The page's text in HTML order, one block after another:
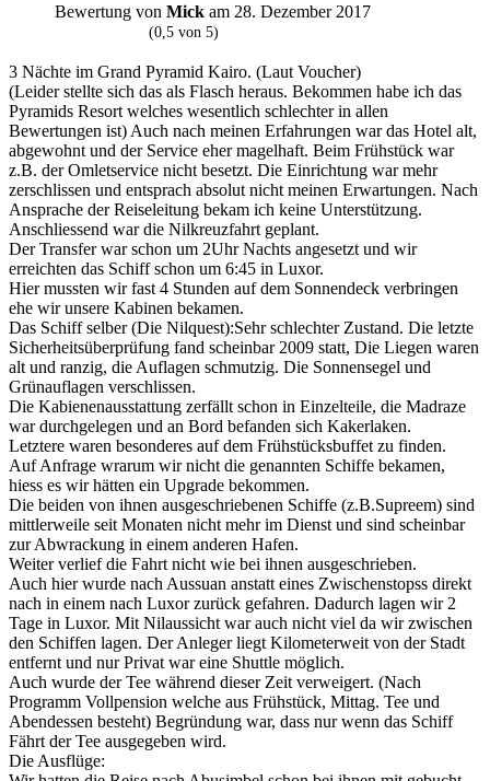
Bewertung von Mick am 28. Dezember 2017
(0,5 von 5)
3 Nächte im Grand Pyramid Kairo. (Laut Voucher)
(Leider stellte sich das als Flasch heraus. Bekommen habe ich das
Pyramids Resort welches wesentlich schlechter in allen
Bewertungen ist) Auch nach meinen Erfahrungen war das Hotel alt,
abgewohnt und der Service eher magelhaft. Beim Frühstück war
z.B. der Omletservice nicht besetzt. Die Einrichtung war mehr
zerschlissen und entsprach absolut nicht meinen Erwartungen. Nach
Ansprache der Reiseleitung bekam ich keine Unterstützung.
Anschliessend war die Nilkreuzfahrt geplant.
Der Transfer war schon um 2Uhr Nachts angesetzt und wir
erreichten das Schiff schon um 6:45 in Luxor.
Hier mussten wir fast 4 Stunden auf dem Sonnendeck verbringen
ehe wir unsere Kabinen bekamen.
Das Schiff selber (Die Nilquest):Sehr schlechter Zustand. Die letzte
Sicherheitsüberprüfung fand scheinbar 2009 statt, Die Liegen waren
alt und ranzig, die Auflagen schmutzig. Die Sonnensegel und
Grünauflagen verschlissen.
Die Kabienenausstattung zerfällt schon in Einzelteile, die Madraze
war durchgelegen und an Bord befanden sich Kakerlaken.
Letztere waren besonderes auf dem Frühstücksbuffet zu finden.
Auf Anfrage wrarum wir nicht die genannten Schiffe bekamen,
hiess es wir hätten ein Upgrade bekommen.
Die beiden von ihnen ausgeschriebenen Schiffe (z.B.Supreem) sind
mittlerweile seit Monaten nicht mehr im Dienst und sind scheinbar
zur Abwrackung in einem anderen Hafen.
Weiter verlief die Fahrt nicht wie bei ihnen ausgeschrieben.
Auch hier wurde nach Aussuan anstatt eines Zwischenstopss direkt
nach in einem nach Luxor zurück gefahren. Dadurch lagen wir 2
Tage in Luxor. Mit Nilaussicht war auch nicht viel da wir zwischen
den Schiffen lagen. Der Anleger liegt Kilometerweit von der Stadt
entfernt und nur Privat war eine Shuttle möglich.
Auch wurde der Tee während dieser Zeit verweigert. (Nach
Programm Vollpension welche aus Frühstück, Mittag. Tee und
Abendessen besteht) Begründung war, dass nur wenn das Schiff
Fährt der Tee ausgegeben wird.
Die Ausflüge: